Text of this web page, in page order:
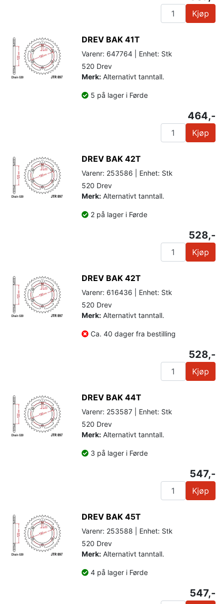
Kjøp
DREV BAK 41T
Varenr: 647764 | Enhet: Stk
520 Drev
Merk: Alternativt tanntall.
5 på lager i Førde
464,-
Kjøp
DREV BAK 42T
Varenr: 253586 | Enhet: Stk
520 Drev
Merk: Alternativt tanntall.
2 på lager i Førde
528,-
Kjøp
DREV BAK 42T
Varenr: 616436 | Enhet: Stk
520 Drev
Merk: Alternativt tanntall.
Ca. 40 dager fra bestilling
528,-
Kjøp
DREV BAK 44T
Varenr: 253587 | Enhet: Stk
520 Drev
Merk: Alternativt tanntall.
3 på lager i Førde
547,-
Kjøp
DREV BAK 45T
Varenr: 253588 | Enhet: Stk
520 Drev
Merk: Alternativt tanntall.
4 på lager i Førde
547,-